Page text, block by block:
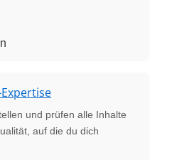
und prüfen alle Inhalte
auf die du dich